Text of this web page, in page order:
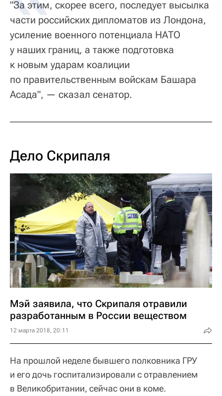
"За этим, скорее всего, последует высылка
части российских дипломатов из Лондона,
усиление военного потенциала НАТО
у наших границ, а также подготовка
к новым ударам коалиции
по правительственным войскам Башара
Асада", — сказал сенатор.
Дело Скрипаля
Мэй заявила, что Скрипаля отравили
разработанным в России веществом
12 марта 2018, 20:11
На прошлой неделе бывшего полковника ГРУ
и его дочь госпитализировали с отравлением
в Великобритании, сейчас они в коме.